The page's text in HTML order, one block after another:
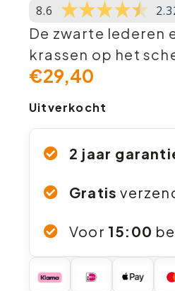
8.6
De zwarte lederen
krassen op het
€29,40
Uitverkocht
2 jaar
Gratis
Voor 15:00